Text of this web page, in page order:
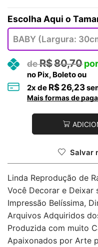
R$80,70
no Pix, Boleto ou
2x de R$ 26,23
Mais formas de
Salvar
Linda Reprodução de
Você Decorar e Deixar
Impressão Belíssima,
Arquivos Adquiridos
Produzida com muito
Apaixonados por Arte